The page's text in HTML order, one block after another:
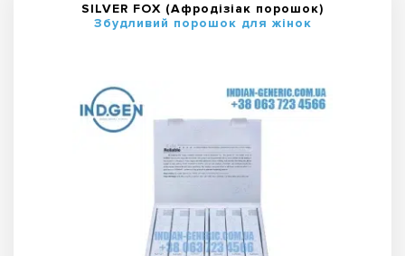
SILVER FOX (Афродізіак порошок)
Збудливий порошок для жінок